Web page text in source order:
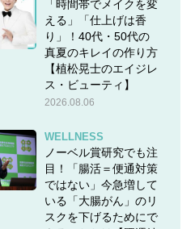
「時間帯でメイクを変
える」「仕上げは香
り」！40代・50代の
真夏のキレイの作り方
【植松晃士のエイジレ
ス・ビューティ】
2026.08.06
WELLNESS
ノーベル賞研究でも注
目！「腸活＝便通対策
ではない」今急増して
いる「大腸がん」のリ
スクを下げるためにで